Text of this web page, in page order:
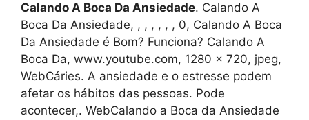
Calando A Boca Da Ansiedade. Calando A
Boca Da Ansiedade, , , , , , , 0, Calando A Boca
Da Ansiedade é Bom? Funciona? Calando A
Boca Da, www.youtube.com, 1280 x 720, jpeg,
WebCáries. A ansiedade e o estresse podem
afetar os hábitos das pessoas. Pode
acontecer,. WebCalando a Boca da Ansiedade